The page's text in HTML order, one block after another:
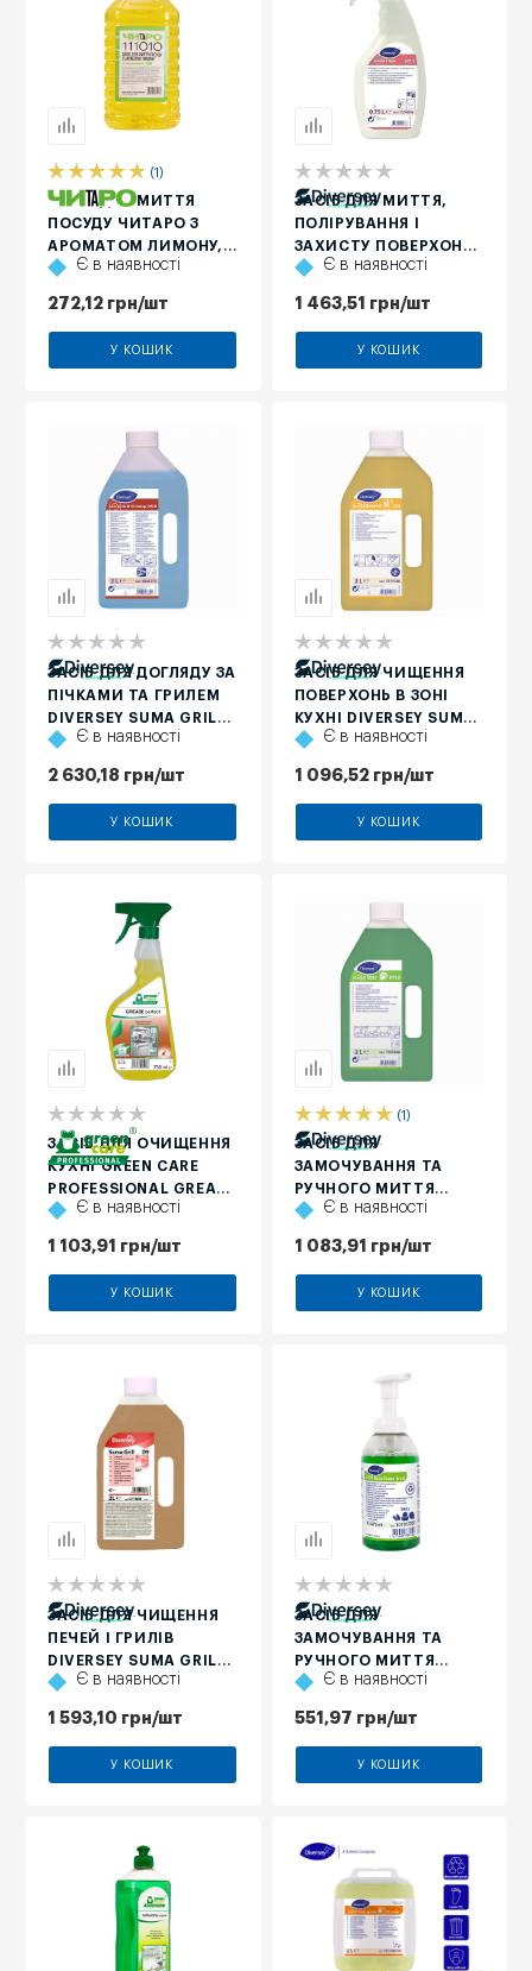
(1)
ЗАСІБ ДЛЯ МИТТЯ
ПОСУДУ ЧИТАРО З
АРОМАТОМ ЛИМОНУ, 5
Л
Є в наявності
272,12 грн/шт
У КОШИК
ЗАСІБ ДЛЯ МИТТЯ,
ПОЛІРУВАННЯ І
ЗАХИСТУ ПОВЕРХОНЬ
З НЕРЖАВІЮЧОЇ СТАЛІ
D7.1, 750 МЛ
Є в наявності
1 463,51 грн/шт
У КОШИК
ЗАСІБ ДЛЯ ДОГЛЯДУ ЗА
ПІЧКАМИ ТА ГРИЛЕМ
DIVERSEY SUMA GRILL
HI-TEMP D9.8, 2 Л
Є в наявності
2 630,18 грн/шт
У КОШИК
ЗАСІБ ДЛЯ ЧИЩЕННЯ
ПОВЕРХОНЬ В ЗОНІ
КУХНІ DIVERSEY SUMA
EXTEND D3, 2 Л
Є в наявності
1 096,52грн/шт
У КОШИК
ЗАСІБ ДЛЯ ОЧИЩЕННЯ
КУХНІ GREEN CARE
PROFESSIONAL GREASE
PERFECT, 750 МЛ
Є в наявності
1 103,91 грн/шт
У КОШИК
(1)
ЗАСІБ ДЛЯ
ЗАМОЧУВАННЯ ТА
РУЧНОГО МИТТЯ
ПОСУДУ DIVERSEY
Є в наявності
1 083,91 грн/шт
У КОШИК
ЗАСІБ ДЛЯ ЧИЩЕННЯ
ПЕЧЕЙ І ГРИЛІВ
DIVERSEY SUMA GRILL
D9, 2 ЛЄ в наявності
1 593,10 грн/шт
У КОШИК
ЗАСІБ ДЛЯ
ЗАМОЧУВАННЯ ТА
РУЧНОГО МИТТЯ
ПОСУДУ DIVERSEY
D1.6, 475 МЛ
Є в наявності
551,97 грн/шт
У КОШИК